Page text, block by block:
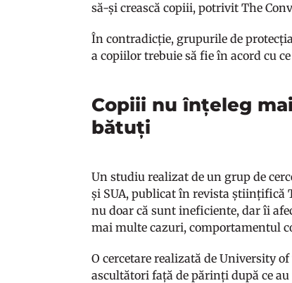
să-și crească copiii, potrivit The
În contradicție, grupurile de
a copiilor trebuie să fie în acord cu
Copiii nu înțeleg
bătuți
Un studiu realizat de un grup de
și SUA, publicat în revista științifică
nu doar că sunt ineficiente, dar îi
mai multe cazuri, comportamentul
O cercetare realizată de University
ascultători față de părinți după ce